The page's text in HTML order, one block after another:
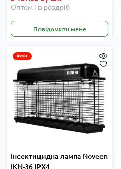
Оптом і в роздріб
Повідомити мене
Акція
Інсектицидна лампа Noveen
IKN-36 IPX4